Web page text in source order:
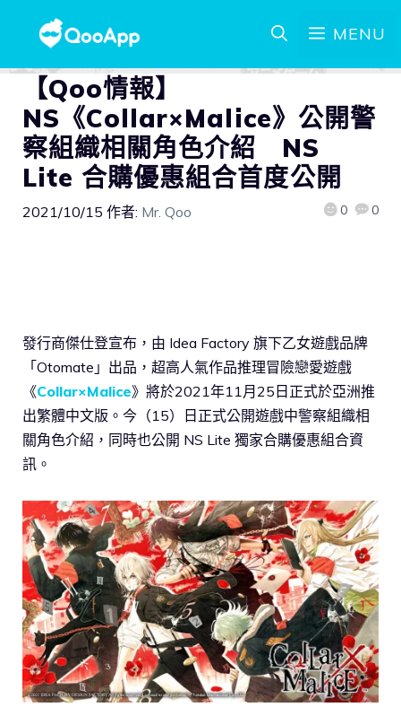
MENU
【Qoo情報】
NS《Collar×Malice》公開警
察組織相關角色介紹 NS
Lite 合購優惠組合首度公開
2021/10/15 作者: Mr. Qoo 0 0
發行商傑仕登宣布，由 Idea Factory 旗下乙女遊戲品牌
「Otomate」出品，超高人氣作品推理冒險戀愛遊戲
《Collar×Malice》將於2021年11月25日正式於亞洲推
出繁體中文版。今（15）日正式公開遊戲中警察組織相
關角色介紹，同時也公開 NS Lite 獨家合購優惠組合資
訊。